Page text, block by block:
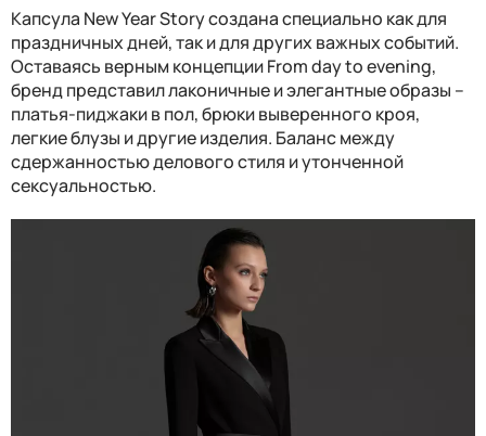
Капсула New Year Story создана специально как для
праздничных дней, так и для других важных событий.
Оставаясь верным концепции From day to evening,
бренд представил лаконичные и элегантные образы –
платья-пиджаки в пол, брюки выверенного кроя,
легкие блузы и другие изделия. Баланс между
сдержанностью делового стиля и утонченной
сексуальностью.